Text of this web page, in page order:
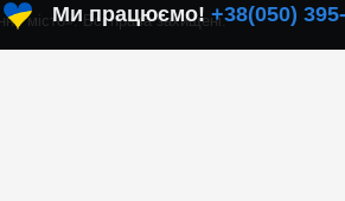
місто». Всі права захищені.
+38(050) 395-03-79